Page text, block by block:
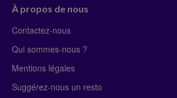
À propos de nous
Contactez-nous
Qui sommes-nous ?
Mentions légales
Suggérez-nous un resto